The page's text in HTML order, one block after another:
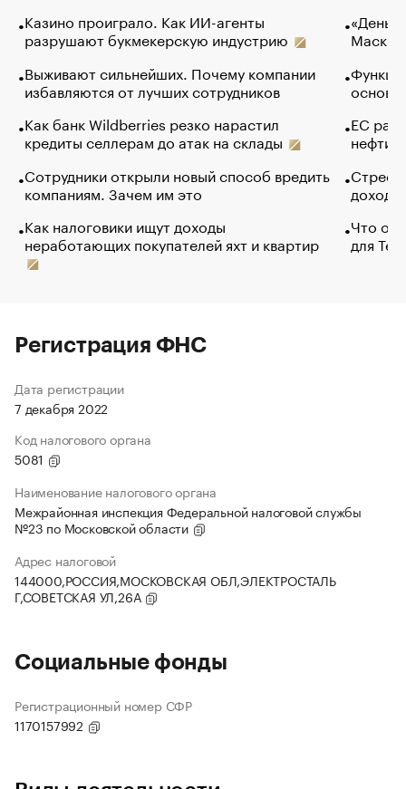
Казино проиграло. Как ИИ-агенты
разрушают букмекерскую индустрию
Выживают сильнейших. Почему компании
избавляются от лучших сотрудников
Как банк Wildberries резко нарастил
кредиты селлерам до атак на склады
Сотрудники открыли новый способ вредить
компаниям. Зачем им это
Как налоговики ищут доходы
неработающих покупателей яхт и квартир
Маск в
основ
ЕС
нефти
Что
для
Регистрация ФНС
Дата регистрации
7 декабря 2022
Код налогового органа
5081
Наименование налогового органа
Межрайонная инспекция Федеральной налоговой службы
№23 по Московской области
Адрес налоговой
144000,РОССИЯ,МОСКОВСКАЯ ОБЛ,ЭЛЕКТРОСТАЛЬ
Г,СОВЕТСКАЯ УЛ,26А
Социальные фонды
Регистрационный номер СФР
1170157992